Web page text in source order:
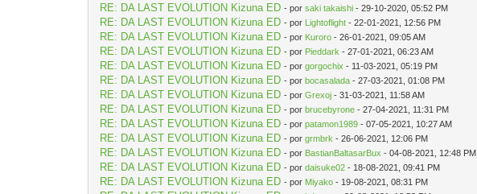
RE: DA LAST EVOLUTION Kizuna ED - porsaki takaishi - 29-10-2020, 05:52 PM
RE: DA LAST EVOLUTION Kizuna ED - por Lightoflight - 22-01-2021, 12:56 PM
RE: DA LAST EVOLUTION Kizuna ED - por Kuroro - 26-01-2021, 09:05 AM
RE: DA LAST EVOLUTION Kizuna ED - por Pieddark - 27-01-2021, 06:23 AM
RE: DA LAST EVOLUTION Kizuna ED - porgorgochix - 11-03-2021, 05:19 PM
RE: DA LAST EVOLUTION Kizuna ED - porbocasalada - 27-03-2021, 01:08 PM
RE: DA LAST EVOLUTION Kizuna ED - porGrexoj - 31-03-2021, 11:58 AM
RE: DA LAST EVOLUTION Kizuna ED - porbrucebyrone - 27-04-2021, 11:31 PM
RE: DA LAST EVOLUTION Kizuna ED - porpatamon1989 - 07-05-2021, 10:27 AM
RE: DA LAST EVOLUTION Kizuna ED - porgrmbrk - 26-06-2021, 12:06 PM
RE: DA LAST EVOLUTION Kizuna ED - por BastianBaltasarBux - 04-08-2021, 12:48 PM
RE: DA LAST EVOLUTION Kizuna ED - pordaisuke02 - 18-08-2021, 09:41 PM
RE: DA LAST EVOLUTION Kizuna ED - por Miyako - 19-08-2021, 08:31 PM